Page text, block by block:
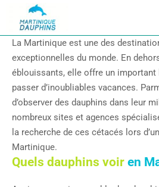
La Martinique est une des
exceptionnelles du monde. En
éblouissants, elle offre un important
passer d’inoubliables vacances.
d’observer des dauphins dans leur
nombreux sites et agences
la recherche de ces cétacés lors
Martinique.
Quels dauphins voir en